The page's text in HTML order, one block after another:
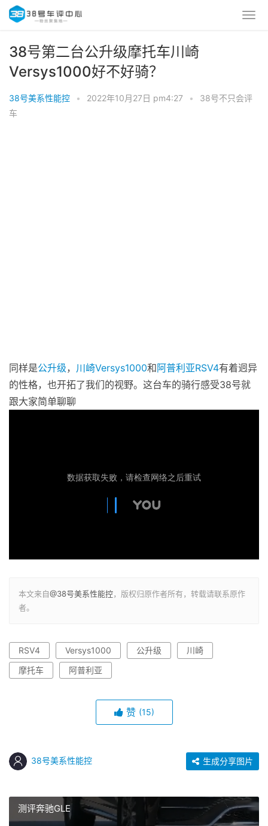
38号第二台公升级摩托车川崎
Versys1000好不好骑？
38号美系性能控 • 2022年10月27日 pm4:27 •
38号不只会评
车
同样是公升级， 川崎Versys1000和阿普利亚RSV4有着迥异
的性格，也开拓了我们的视野。这台车的骑行感受38号就
跟大家简单聊聊
本文来自@38号美系性能控，版权归原作者所有，转载请联系原作
者。
RSV4 Versys1000 公升级
川崎
摩托车
阿普利亚
赞 (15)
38号美系性能控 生成分享图片
测评奔驰GLE